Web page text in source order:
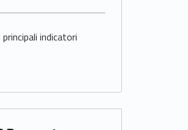
indicatori